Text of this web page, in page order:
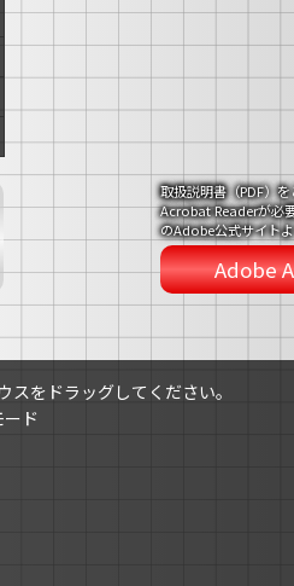
取扱説明書（PDF）
Acrobat Readerが必
のAdobe公式サイト
Adobe
をドラッグしてください。
ド